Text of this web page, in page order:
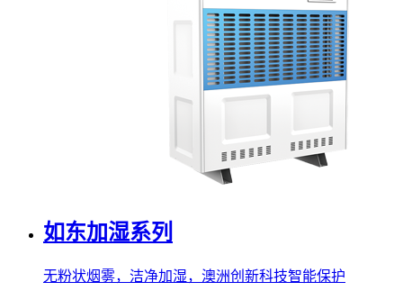
如东加湿系列
无粉状烟雾，洁净加湿，澳洲创新科技智能保护